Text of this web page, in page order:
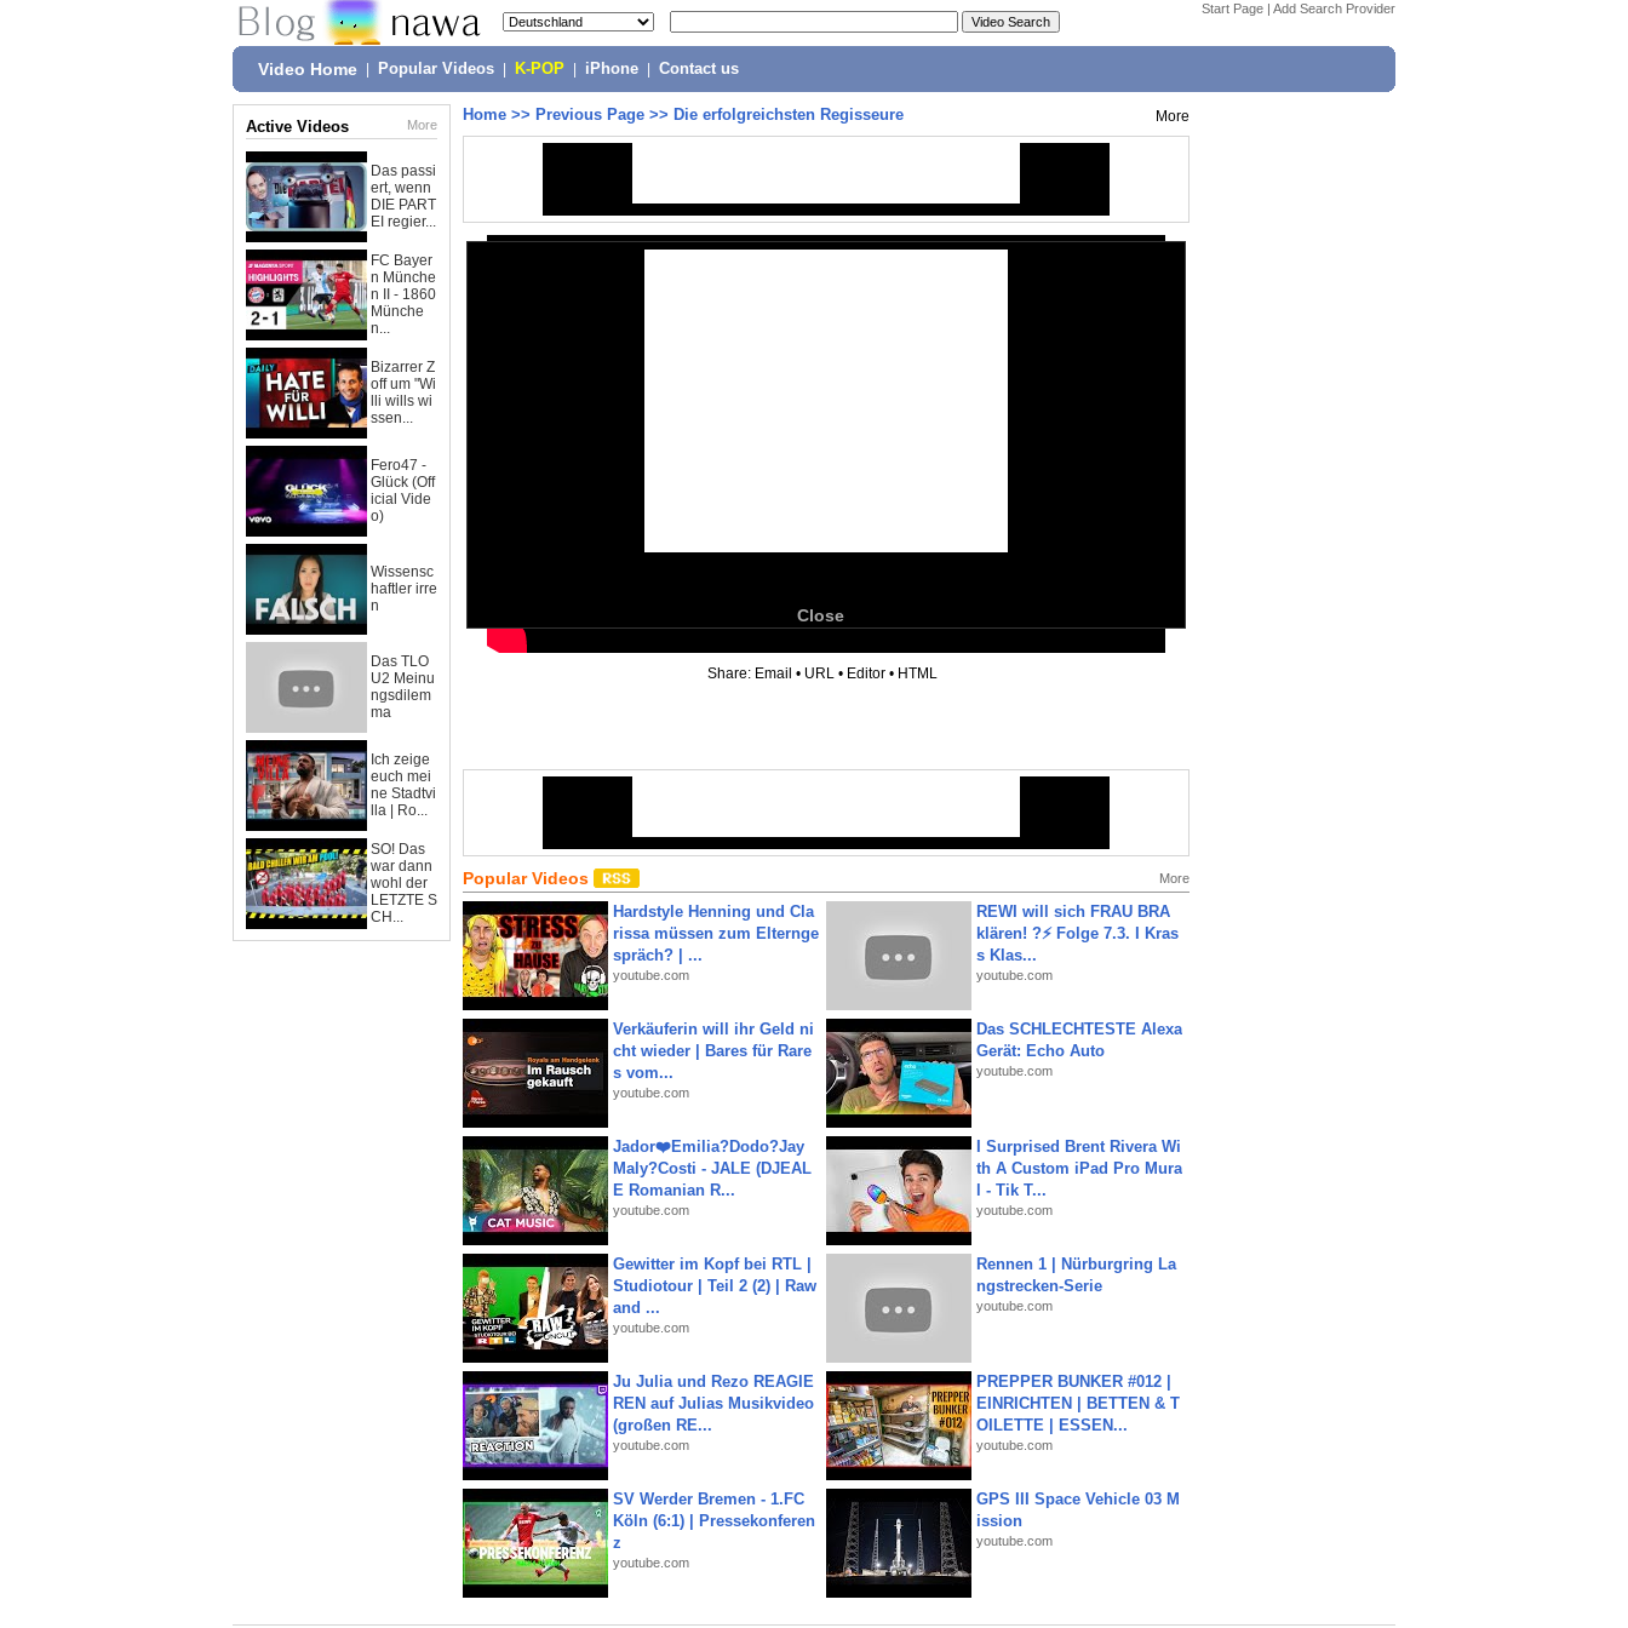
Start Page | Add Search Provider
Video Home Popular Videos K-POP iPhone Contact us
Active Videos More
Das passi
ert, wenn
DIE PART
EI regier...
FC Bayer
n Münche
n II - 1860
Münche
n...
Bizarrer Z
off um "Wi
lli wills wi
ssen...
Fero47 -
Glück (Off
icial Vide
o)
Wissensc
haftler irre
n
Das TLO
U2 Meinu
ngsdilem
ma
Ich zeige
euch mei
ne Stadtvi
lla | Ro...
SO! Das
war dann
wohl der
LETZTE S
CH...
Home >> Previous Page >> Die erfolgreichsten Regisseure More
Close
Share: Email • URL • Editor • HTML
Popular Videos More
Hardstyle Henning und Cla
rissa müssen zum Elternge
spräch? | ...
youtube.com
REWI will sich FRAU BRA
klären! ?⚡️ Folge 7.3. I Kras
s Klas...
youtube.com
Verkäuferin will ihr Geld ni
cht wieder | Bares für Rare
s vom...
youtube.com
Das SCHLECHTESTE Alexa
Gerät: Echo Auto
youtube.com
Jador❤️Emilia?Dodo?Jay
Maly?Costi - JALE (DJEAL
E Romanian R...
youtube.com
I Surprised Brent Rivera Wi
th A Custom iPad Pro Mura
l - Tik T...
youtube.com
Gewitter im Kopf bei RTL |
Studiotour | Teil 2 (2) | Raw
and ...
youtube.com
Rennen 1 | Nürburgring La
ngstrecken-Serie
youtube.com
Ju Julia und Rezo REAGIE
REN auf Julias Musikvideo
(großen RE...
youtube.com
PREPPER BUNKER #012 |
EINRICHTEN | BETTEN & T
OILETTE | ESSEN...
youtube.com
SV Werder Bremen - 1.FC
Köln (6:1) | Pressekonferen
z
youtube.com
GPS III Space Vehicle 03 M
ission
youtube.com